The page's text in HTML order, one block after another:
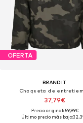
OFERTA
BRANDIT
Chaqueta de
37,79€
Precio original: 59,99€
Último precio más bajo: